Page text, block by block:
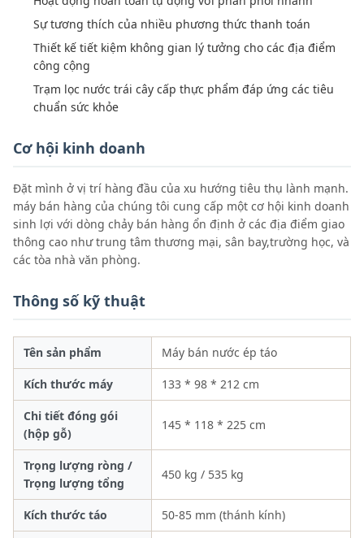
Sự tương thích của nhiều phương thức thanh toán
Thiết kế tiết kiệm không gian lý tưởng cho các địa điểm
công cộng
Trạm lọc nước trái cây cấp thực phẩm đáp ứng các tiêu
chuẩn sức khỏe
Cơ hội kinh doanh
Đặt mình ở vị trí hàng đầu của xu hướng tiêu thụ lành mạnh.
máy bán hàng của chúng tôi cung cấp một cơ hội kinh doanh
sinh lợi với dòng chảy bán hàng ổn định ở các địa điểm giao
thông cao như trung tâm thương mại, sân bay,trường học, và
các tòa nhà văn phòng.
Thông số kỹ thuật
Tên sản phẩm Máy bán nước ép táo
Kích thước máy 133 * 98 * 212 cm
Chi tiết đóng gói
(hộp gỗ)
145 * 118 * 225 cm
Trọng lượng ròng /
Trọng lượng tổng
450 kg / 535 kg
Kích thước táo 50-85 mm (thánh kính)